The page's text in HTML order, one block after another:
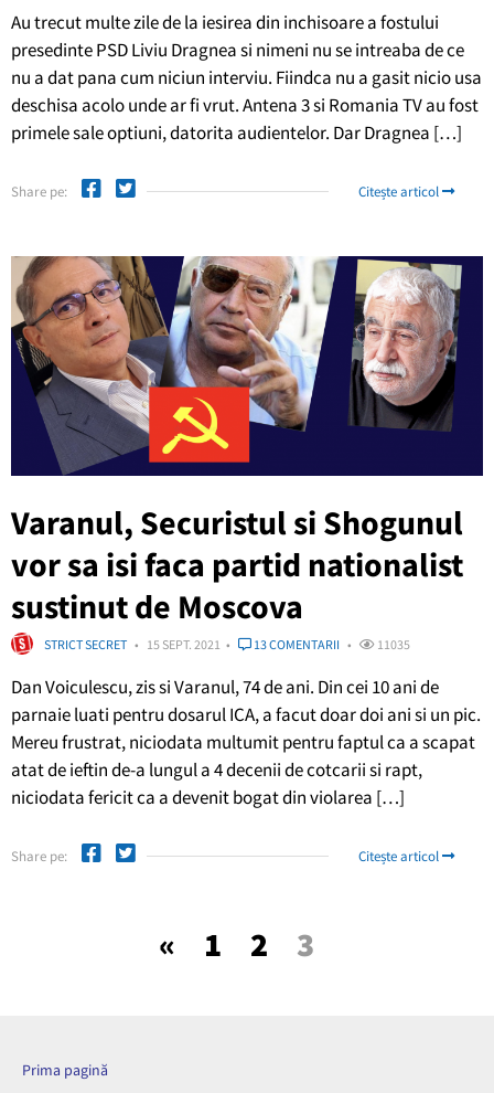
Au trecut multe zile de la iesirea din inchisoare a fostului
presedinte PSD Liviu Dragnea si nimeni nu se intreaba de ce
nu a dat pana cum niciun interviu. Fiindca nu a gasit nicio usa
deschisa acolo unde ar fi vrut. Antena 3 si Romania TV au fost
primele sale optiuni, datorita audientelor. Dar Dragnea […]
Share pe: Citește articol
Varanul, Securistul si Shogunul
vor sa isi faca partid nationalist
sustinut de Moscova
STRICT SECRET 15 SEPT. 2021 13 COMENTARII 11035
Dan Voiculescu, zis si Varanul, 74 de ani. Din cei 10 ani de
parnaie luati pentru dosarul ICA, a facut doar doi ani si un pic.
Mereu frustrat, niciodata multumit pentru faptul ca a scapat
atat de ieftin de-a lungul a 4 decenii de cotcarii si rapt,
niciodata fericit ca a devenit bogat din violarea […]
Share pe: Citește articol
« 1 2 3
Prima pagină